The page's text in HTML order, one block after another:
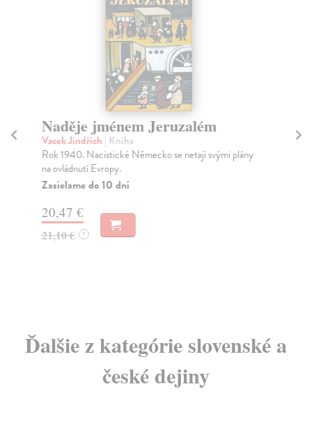
Naděje jménem Jeruzalém
Vacek Jindřich | Kniha
Rok 1940. Nacistické Německo se netají svými plány
na ovládnutí Evropy.
Zasielame do 10 dní
20,47 €
21,10 € ?
Ďalšie z kategórie slovenské a
české dejiny